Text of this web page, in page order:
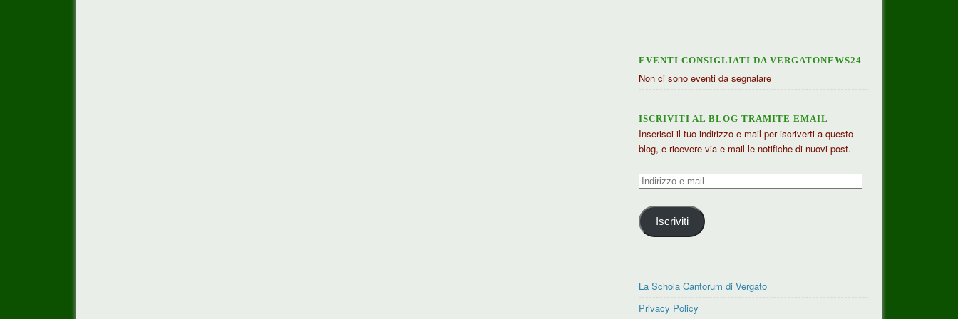
EVENTI CONSIGLIATI DA VERGATONEWS24
Non ci sono eventi da segnalare
ISCRIVITI AL BLOG TRAMITE EMAIL
Inserisci il tuo indirizzo e-mail per iscriverti a questo
blog, e ricevere via e-mail le notifiche di nuovi post.
Indirizzo
mail
Iscriviti
La Schola Cantorum di Vergato
Privacy Policy